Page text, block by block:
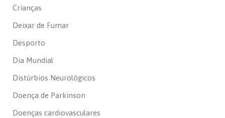
Crianças
Deixar de Fumar
Desporto
Dia Mundial
Distúrbios Neurológicos
Doença de Parkinson
Doenças cardiovasculares